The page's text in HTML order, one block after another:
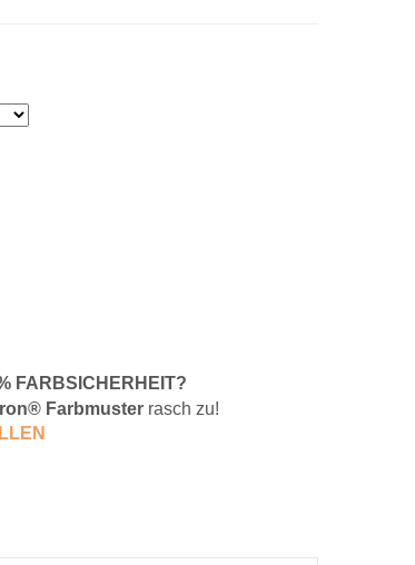
FARBSICHERHEIT?
Farbmuster rasch zu!